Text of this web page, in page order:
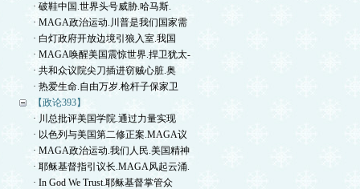
· 破鞋中国.世界头号威胁.哈马斯.
· MAGA政治运动.川普是我们国家需
· 白灯政府开放边境引狼入室.我国
· MAGA唤醒美国震惊世界.捍卫犹太-
· 共和众议院尖刀插进窃贼心脏.奥
· 热爱生命.自由万岁.枪杆子保家卫
【政论393】
· 川总批评美国学院.通过力量实现
· 以色列与美国第二修正案.MAGA议
· MAGA政治运动.我们人民.美国精神
· 耶稣基督指引议长.MAGA风起云涌.
· In God We Trust.耶稣基督掌管众